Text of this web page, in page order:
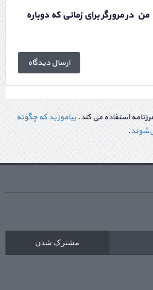
در مرورگر برای زمانی که دوباره
استفاده می کند.بیاموزید که چگونه
.
مشترک شدن